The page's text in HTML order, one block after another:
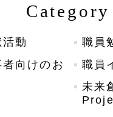
Category
動
職員
向けのお
職員
未来